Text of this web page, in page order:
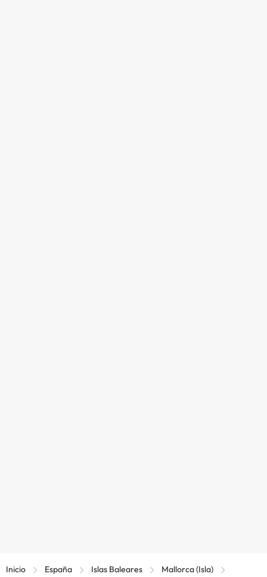
Inicio España Islas Baleares
Mallorca (Isla)